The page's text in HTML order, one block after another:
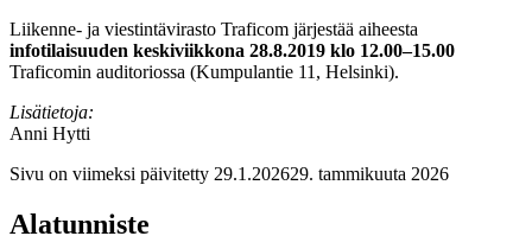
Liikenne- ja viestintävirasto Traficom järjestää aiheesta
infotilaisuuden keskiviikkona 28.8.2019 klo 12.00–15.00
Traficomin auditoriossa (Kumpulantie 11, Helsinki).
Lisätietoja:
Anni Hytti
Sivu on viimeksi päivitetty 29.1.202629. tammikuuta 2026
Alatunniste